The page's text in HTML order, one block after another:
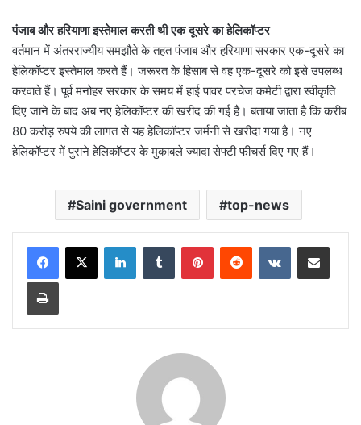
पंजाब और हरियाणा इस्तेमाल करती थी एक दूसरे का हेलिकॉप्टर
वर्तमान में अंतरराज्यीय समझौते के तहत पंजाब और हरियाणा सरकार एक-दूसरे का
हेलिकॉप्टर इस्तेमाल करते हैं। जरूरत के हिसाब से वह एक-दूसरे को इसे उपलब्ध
करवाते हैं। पूर्व मनोहर सरकार के समय में हाई पावर परचेज कमेटी द्वारा स्वीकृति
दिए जाने के बाद अब नए हेलिकॉप्टर की खरीद की गई है। बताया जाता है कि करीब
80 करोड़ रुपये की लागत से यह हेलिकॉप्टर जर्मनी से खरीदा गया है। नए
हेलिकॉप्टर में पुराने हेलिकॉप्टर के मुकाबले ज्यादा सेफ्टी फीचर्स दिए गए हैं।
Saini government top-news
LinkedInTumblr PinterestReddit VKontakteShare via Email
Print